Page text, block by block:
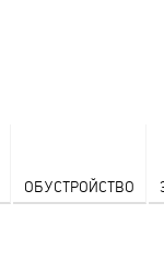
ОБУСТРОЙСТВО